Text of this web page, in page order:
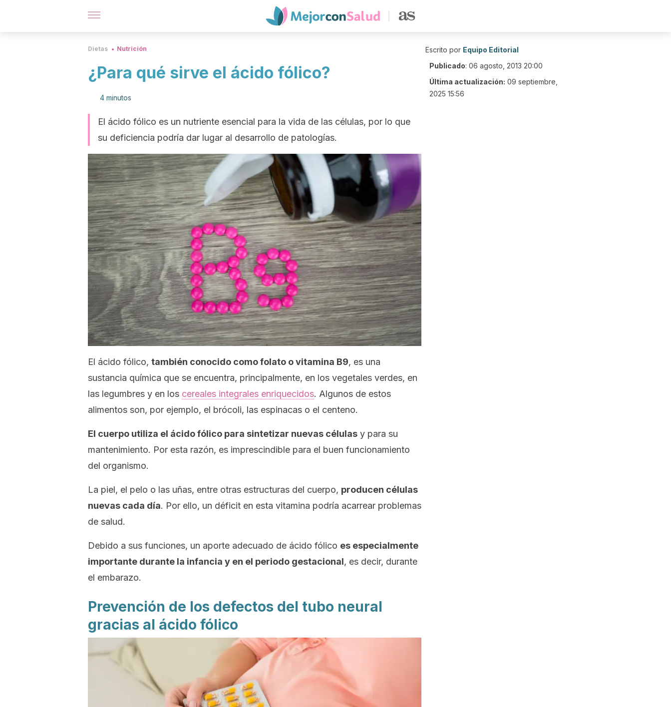
Dietas Nutrición
¿Para qué sirve el ácido fólico?
4 minutos
El ácido fólico es un nutriente esencial para la vida de las células, por lo que
su deficiencia podría dar lugar al desarrollo de patologías.
El ácido fólico, también conocido como folato o vitamina B9, es una
sustancia química que se encuentra, principalmente, en los vegetales verdes, en
las legumbres y en los cereales integrales enriquecidos. Algunos de estos
alimentos son, por ejemplo, el brócoli, las espinacas o el centeno.
El cuerpo utiliza el ácido fólico para sintetizar nuevas células y para su
mantenimiento. Por esta razón, es imprescindible para el buen funcionamiento
del organismo.
La piel, el pelo o las uñas, entre otras estructuras del cuerpo, producen células
nuevas cada día. Por ello, un déficit en esta vitamina podría acarrear problemas
de salud.
Debido a sus funciones, un aporte adecuado de ácido fólico es especialmente
importante durante la infancia y en el periodo gestacional, es decir, durante
el embarazo.
Prevención de los defectos del tubo neural
gracias al ácido fólico
Escrito por Equipo Editorial
Publicado: 06 agosto, 2013 20:00
Última actualización: 09 septiembre,
2025 15:56